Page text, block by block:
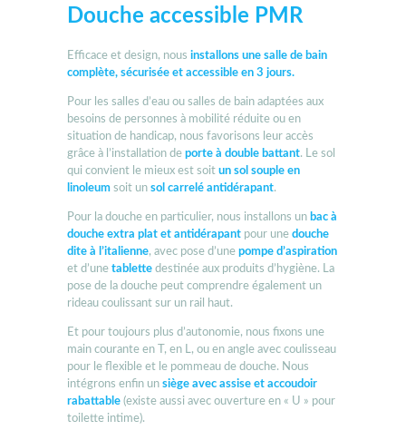
Douche accessible PMR
Efficace et design, nous installons une salle de bain
complète, sécurisée et accessible en 3 jours.
Pour les salles d’eau ou salles de bain adaptées aux
besoins de personnes à mobilité réduite ou en
situation de handicap, nous favorisons leur accès
grâce à l’installation de porte à double battant. Le sol
qui convient le mieux est soit un sol souple en
linoleum soit un sol carrelé antidérapant.
Pour la douche en particulier, nous installons un bac à
douche extra plat et antidérapant pour une douche
dite à l’italienne, avec pose d’une pompe d’aspiration
et d’une tablette destinée aux produits d’hygiène. La
pose de la douche peut comprendre également un
rideau coulissant sur un rail haut.
Et pour toujours plus d’autonomie, nous fixons une
main courante en T, en L, ou en angle avec coulisseau
pour le flexible et le pommeau de douche. Nous
intégrons enfin un siège avec assise et accoudoir
rabattable (existe aussi avec ouverture en « U » pour
toilette intime).